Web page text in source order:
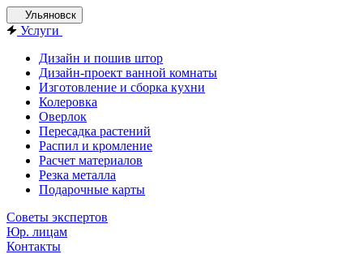
Ульяновск
Услуги
Дизайн и пошив штор
Дизайн-проект ванной комнаты
Изготовление и сборка кухни
Колеровка
Оверлок
Пересадка растений
Распил и кромление
Расчет материалов
Резка металла
Подарочные карты
Советы экспертов
Юр. лицам
Контакты